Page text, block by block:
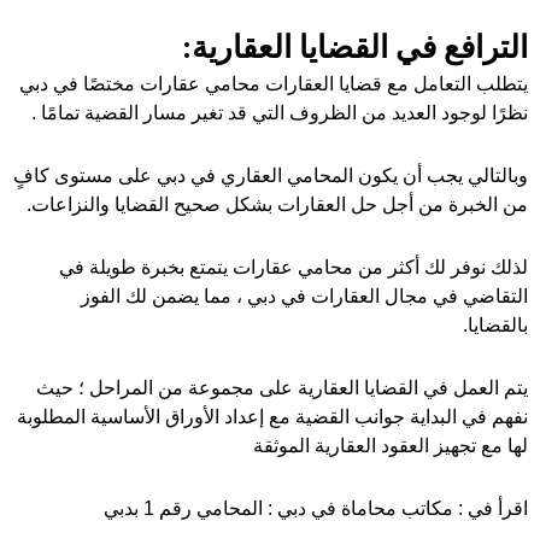
الترافع في القضايا العقارية:
يتطلب التعامل مع قضايا العقارات محامي عقارات مختصًا في دبي
نظرًا لوجود العديد من الظروف التي قد تغير مسار القضية تمامًا .
وبالتالي يجب أن يكون المحامي العقاري في دبي على مستوى كافٍ
من الخبرة من أجل حل العقارات بشكل صحيح القضايا والنزاعات.
لذلك نوفر لك أكثر من محامي عقارات يتمتع بخبرة طويلة في
التقاضي في مجال العقارات في دبي ، مما يضمن لك الفوز
بالقضايا.
يتم العمل في القضايا العقارية على مجموعة من المراحل ؛ حيث
نفهم في البداية جوانب القضية مع إعداد الأوراق الأساسية المطلوبة
لها مع تجهيز العقود العقارية الموثقة
اقرأ في : مكاتب محاماة في دبي : المحامي رقم 1 بدبي